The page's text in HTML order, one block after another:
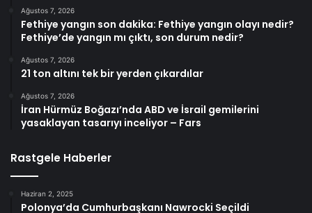
Ağustos 7, 2026
Fethiye yangın son dakika: Fethiye yangın olayı nedir?
Fethiye’de yangın mı çıktı, son durum nedir?
Ağustos 7, 2026
21 ton altını tek bir yerden çıkardılar
Ağustos 7, 2026
İran Hürmüz Boğazı’nda ABD ve İsrail gemilerini
yasaklayan tasarıyı inceliyor – Fars
Rastgele Haberler
Haziran 2, 2025
Polonya’da Cumhurbaşkanı Nawrocki Seçildi